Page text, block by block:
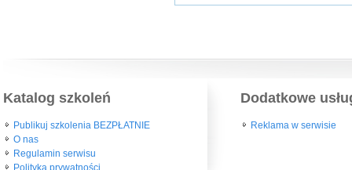
Katalog szkoleń
Publikuj szkolenia BEZPŁATNIE
O nas
Regulamin serwisu
Polityka prywatności
Dodatkowe
Reklama w serwisie